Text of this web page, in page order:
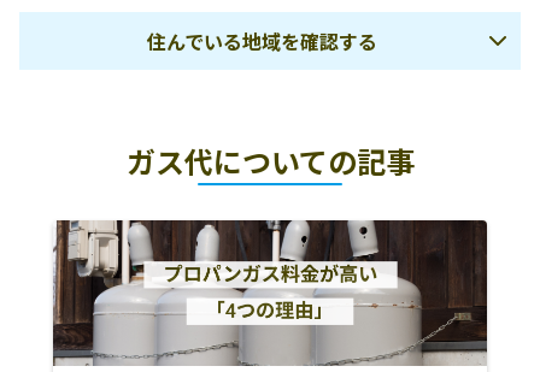
住んでいる地域を確認する
塩谷郡塩谷町
日光市
塩谷郡高根沢町
真岡市
芳賀郡益子町
芳賀郡茂木町
芳賀郡市貝町
芳賀郡芳賀町
宇都宮市
下野市
河内郡上三川町
ガス代についての記事